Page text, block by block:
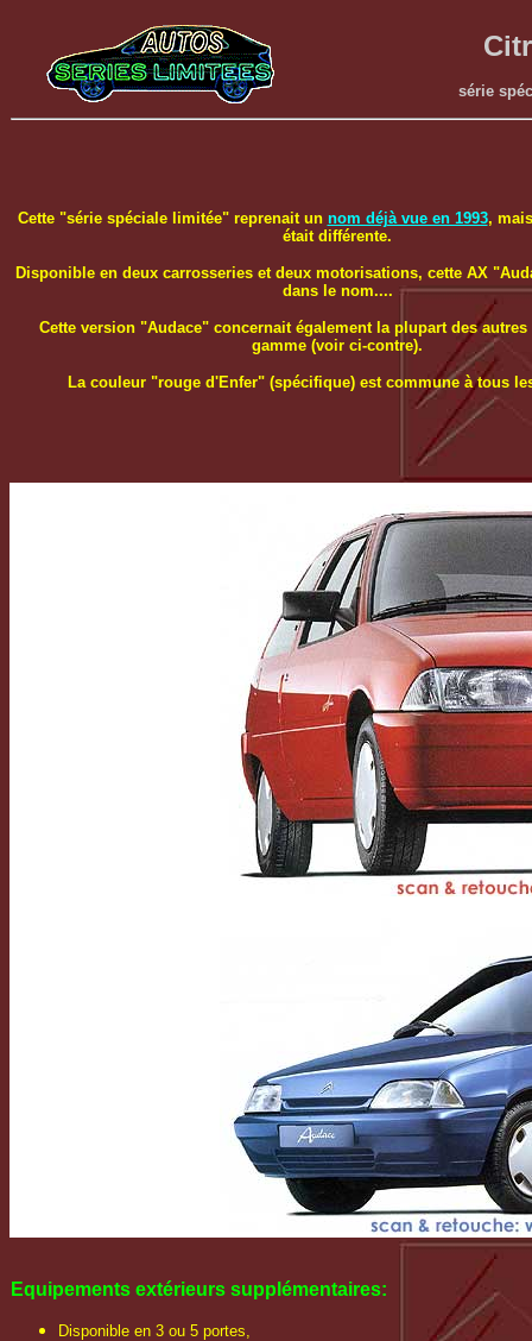
série
Cette "série spéciale limitée" reprenait un nom déjà vue en 1993,
était différente.
Disponible en deux carrosseries et deux motorisations, cette AX
dans le nom....
Cette version "Audace" concernait également la plupart des
gamme (voir ci-contre).
La couleur "rouge d'Enfer" (spécifique) est commune à tous
Equipements extérieurs supplémentaires:
Disponible en 3 ou 5 portes,